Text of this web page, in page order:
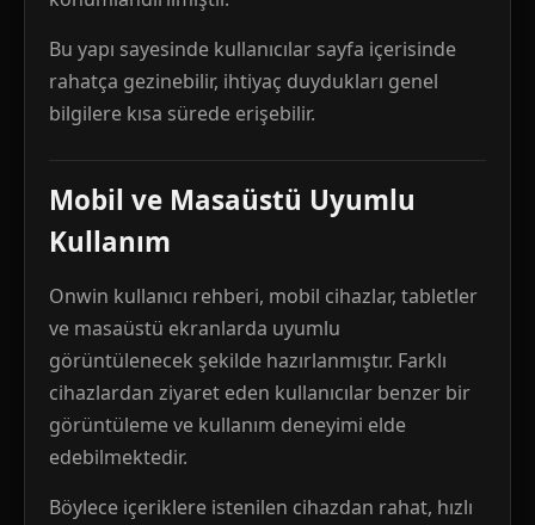
Bu yapı sayesinde kullanıcılar sayfa içerisinde
rahatça gezinebilir, ihtiyaç duydukları genel
bilgilere kısa sürede erişebilir.
Mobil ve Masaüstü Uyumlu
Kullanım
Onwin kullanıcı rehberi, mobil cihazlar, tabletler
ve masaüstü ekranlarda uyumlu
görüntülenecek şekilde hazırlanmıştır. Farklı
cihazlardan ziyaret eden kullanıcılar benzer bir
görüntüleme ve kullanım deneyimi elde
edebilmektedir.
Böylece içeriklere istenilen cihazdan rahat, hızlı